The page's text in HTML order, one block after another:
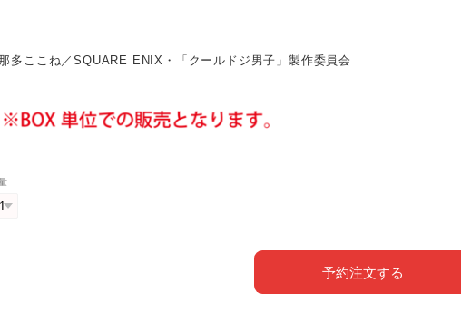
多ここね／SQUARE ENIX・「クールドジ男子」製作委員会
予約注文する